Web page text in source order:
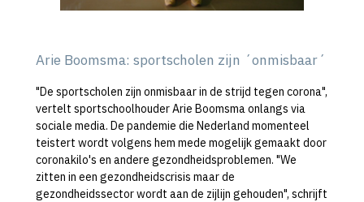
Arie Boomsma: sportscholen zijn ´onmisbaar´
"De sportscholen zijn onmisbaar in de strijd tegen corona",
vertelt sportschoolhouder Arie Boomsma onlangs via
sociale media. De pandemie die Nederland momenteel
teistert wordt volgens hem mede mogelijk gemaakt door
coronakilo's en andere gezondheidsproblemen. "We
zitten in een gezondheidscrisis maar de
gezondheidssector wordt aan de zijlijn gehouden", schrijft